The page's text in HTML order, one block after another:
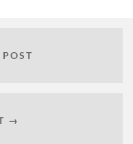
→